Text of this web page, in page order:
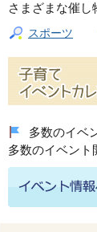
さまざまな催し
スポーツ
多数のイベ
多数のイベント